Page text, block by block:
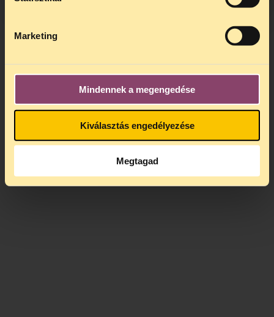
Marketing
Mindennek a megengedése
Kiválasztás engedélyezése
Megtagad